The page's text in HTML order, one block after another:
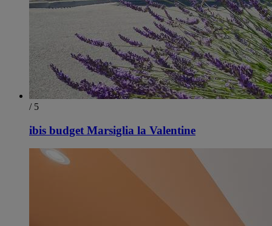
/ 5
ibis budget Marsiglia la Valentine